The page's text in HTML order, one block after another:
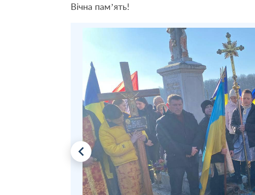
Вічна пам’ять!